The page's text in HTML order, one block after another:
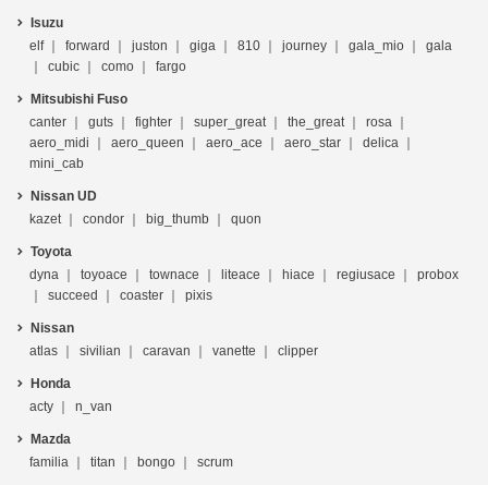
Isuzu
elf
forward juston giga 810 journey gala_mio
gala
cubic
como fargo
Mitsubishi Fuso
canter
guts fighter super_great the_great
rosa
aero_midi
aero_queen aero_ace aero_star
delica
mini_cab
Nissan UD
kazet
condor big_thumb quon
Toyota
dyna
toyoace townace liteace hiace regiusace
probox
succeed
coaster pixis
Nissan
atlas
sivilian caravan vanette clipper
Honda
acty
n_van
Mazda
familia
titan bongo scrum